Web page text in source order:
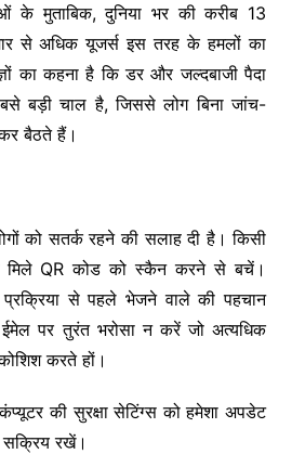
के मुताबिक, दुनिया भर की करीब 13
से अधिक यूजर्स इस तरह के हमलों का
का कहना है कि डर और जल्दबाजी पैदा
बड़ी चाल है, जिससे लोग बिना जांच-
बैठते हैं।
को सतर्क रहने की सलाह दी है। किसी
QR कोड को स्कैन करने से बचें।
प्रक्रिया से पहले भेजने वाले की पहचान
पर तुरंत भरोसा न करें जो अत्यधिक
करते हों।
की सुरक्षा सेटिंग्स को हमेशा अपडेट
सक्रिय रखें।